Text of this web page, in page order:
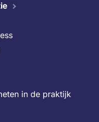
in de praktijk